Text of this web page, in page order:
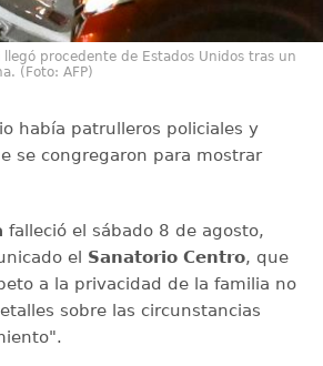
llegó procedente de Estados Unidos tras un
(Foto: AFP)
había patrulleros policiales y
se congregaron para mostrar
falleció el sábado 8 de agosto,
el Sanatorio Centro, que
a la privacidad de la familia no
sobre las circunstancias